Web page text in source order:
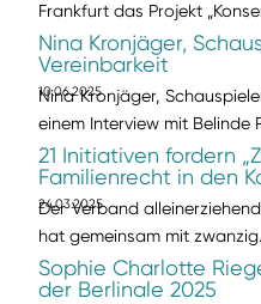
Frankfurt das Projekt
Nina Kronjäger,
Vereinbarkeit
10.06.2025
Nina Kronjäger,
einem Interview mit Belinde
21 Initiativen fordern
Familienrecht in den
24.03.2025
Der Verband
hat gemeinsam mit
Sophie Charlotte
der Berlinale 2025